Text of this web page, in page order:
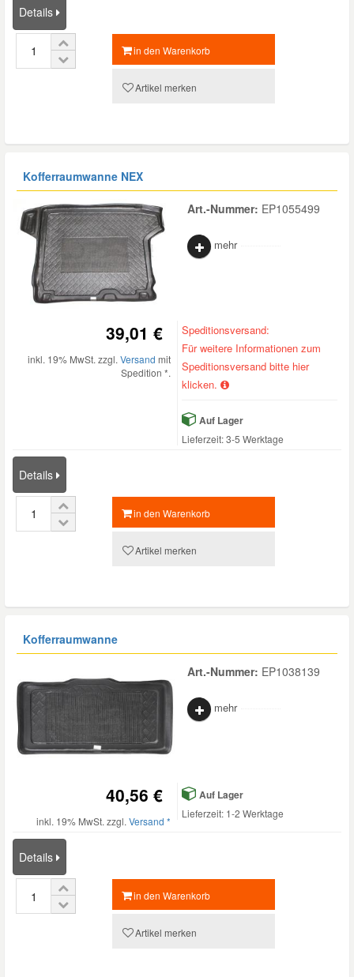
Details
in den Warenkorb
Artikel merken
Kofferraumwanne NEX
Art.-Nummer: EP1055499
mehr
39,01 €
inkl. 19% MwSt. zzgl. Versand mit
Spedition *.
Speditionsversand:
Für weitere Informationen zum
Speditionsversand bitte hier
klicken.
Auf Lager
Lieferzeit: 3-5 Werktage
Details
in den Warenkorb
Artikel merken
Kofferraumwanne
Art.-Nummer: EP1038139
mehr
40,56 €
inkl. 19% MwSt. zzgl. Versand *
Auf Lager
Lieferzeit: 1-2 Werktage
Details
in den Warenkorb
Artikel merken